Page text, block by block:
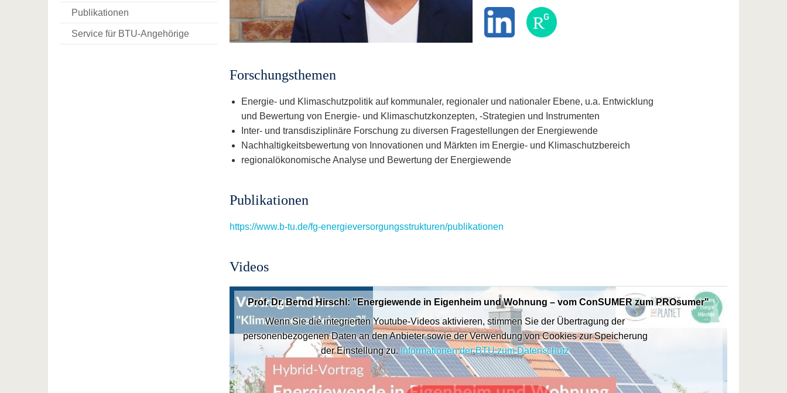
Publikationen
Service für BTU-Angehörige
Forschungsthemen
Energie- und Klimaschutzpolitik auf kommunaler, regionaler und nationaler Ebene, u.a. Entwicklung
und Bewertung von Energie- und Klimaschutzkonzepten, -Strategien und Instrumenten
Inter- und transdisziplinäre Forschung zu diversen Fragestellungen der Energiewende
Nachhaltigkeitsbewertung von Innovationen und Märkten im Energie- und Klimaschutzbereich
regionalökonomische Analyse und Bewertung der Energiewende
Publikationen
https://www.b-tu.de/fg-energieversorgungsstrukturen/publikationen
Videos
Prof. Dr. Bernd Hirschl: "Energiewende in Eigenheim und Wohnung – vom ConSUMER zum PROsumer"
Wenn Sie die integrierten Youtube-Videos aktivieren, stimmen Sie der Übertragung der
personenbezogenen Daten an den Anbieter sowie der Verwendung von Cookies zur Speicherung
der Einstellung zu. Informationen der BTU zum Datenschutz